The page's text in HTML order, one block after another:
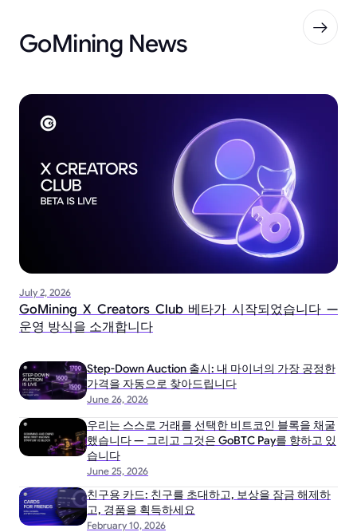
GoMining News
July 2, 2026
GoMining X Creators Club 베타가 시작되었습니다 —
운영 방식을 소개합니다
June 26, 2026
Step-Down Auction 출시: 내 마이너의 가장 공정한
가격을 자동으로 찾아드립니다
June 25, 2026
우리는 스스로 거래를 선택한 비트코인 블록을 채굴
했습니다 — 그리고 그것은 GoBTC Pay를 향하고 있
습니다
February 10, 2026
친구용 카드: 친구를 초대하고, 보상을 잠금 해제하
고, 경품을 획득하세요